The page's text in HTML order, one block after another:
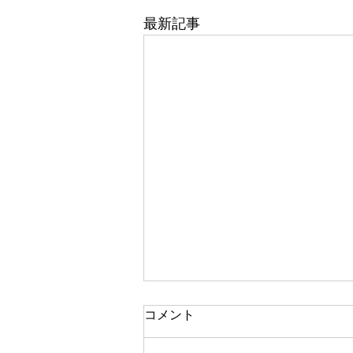
最新記事
東武百貨店 船橋店 1階 5番
コメント